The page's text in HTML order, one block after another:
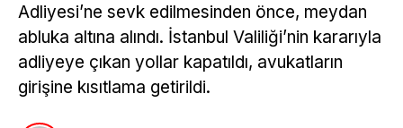
Adliyesi’ne sevk edilmesinden önce, meydan
abluka altına alındı. İstanbul Valiliği’nin kararıyla
adliyeye çıkan yollar kapatıldı, avukatların
girişine kısıtlama getirildi.